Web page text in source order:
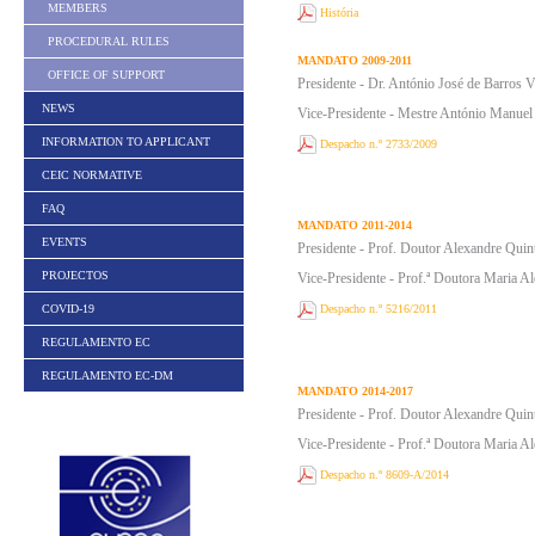
MEMBERS
PROCEDURAL RULES
OFFICE OF SUPPORT
NEWS
INFORMATION TO APPLICANT
CEIC NORMATIVE
FAQ
EVENTS
PROJECTOS
COVID-19
REGULAMENTO EC
REGULAMENTO EC-DM
História
MANDATO 2009-2011
Presidente - Dr. António José de Barros
Vice-Presidente - Mestre António
Despacho n.º 2733/2009
MANDATO 2011-2014
Presidente - Prof. Doutor Alexandre
Vice-Presidente - Prof.ª Doutora Maria
Despacho n.º 5216/2011
MANDATO 2014-2017
Presidente - Prof. Doutor Alexandre
Vice-Presidente - Prof.ª Doutora Maria
Despacho n.º 8609-A/2014